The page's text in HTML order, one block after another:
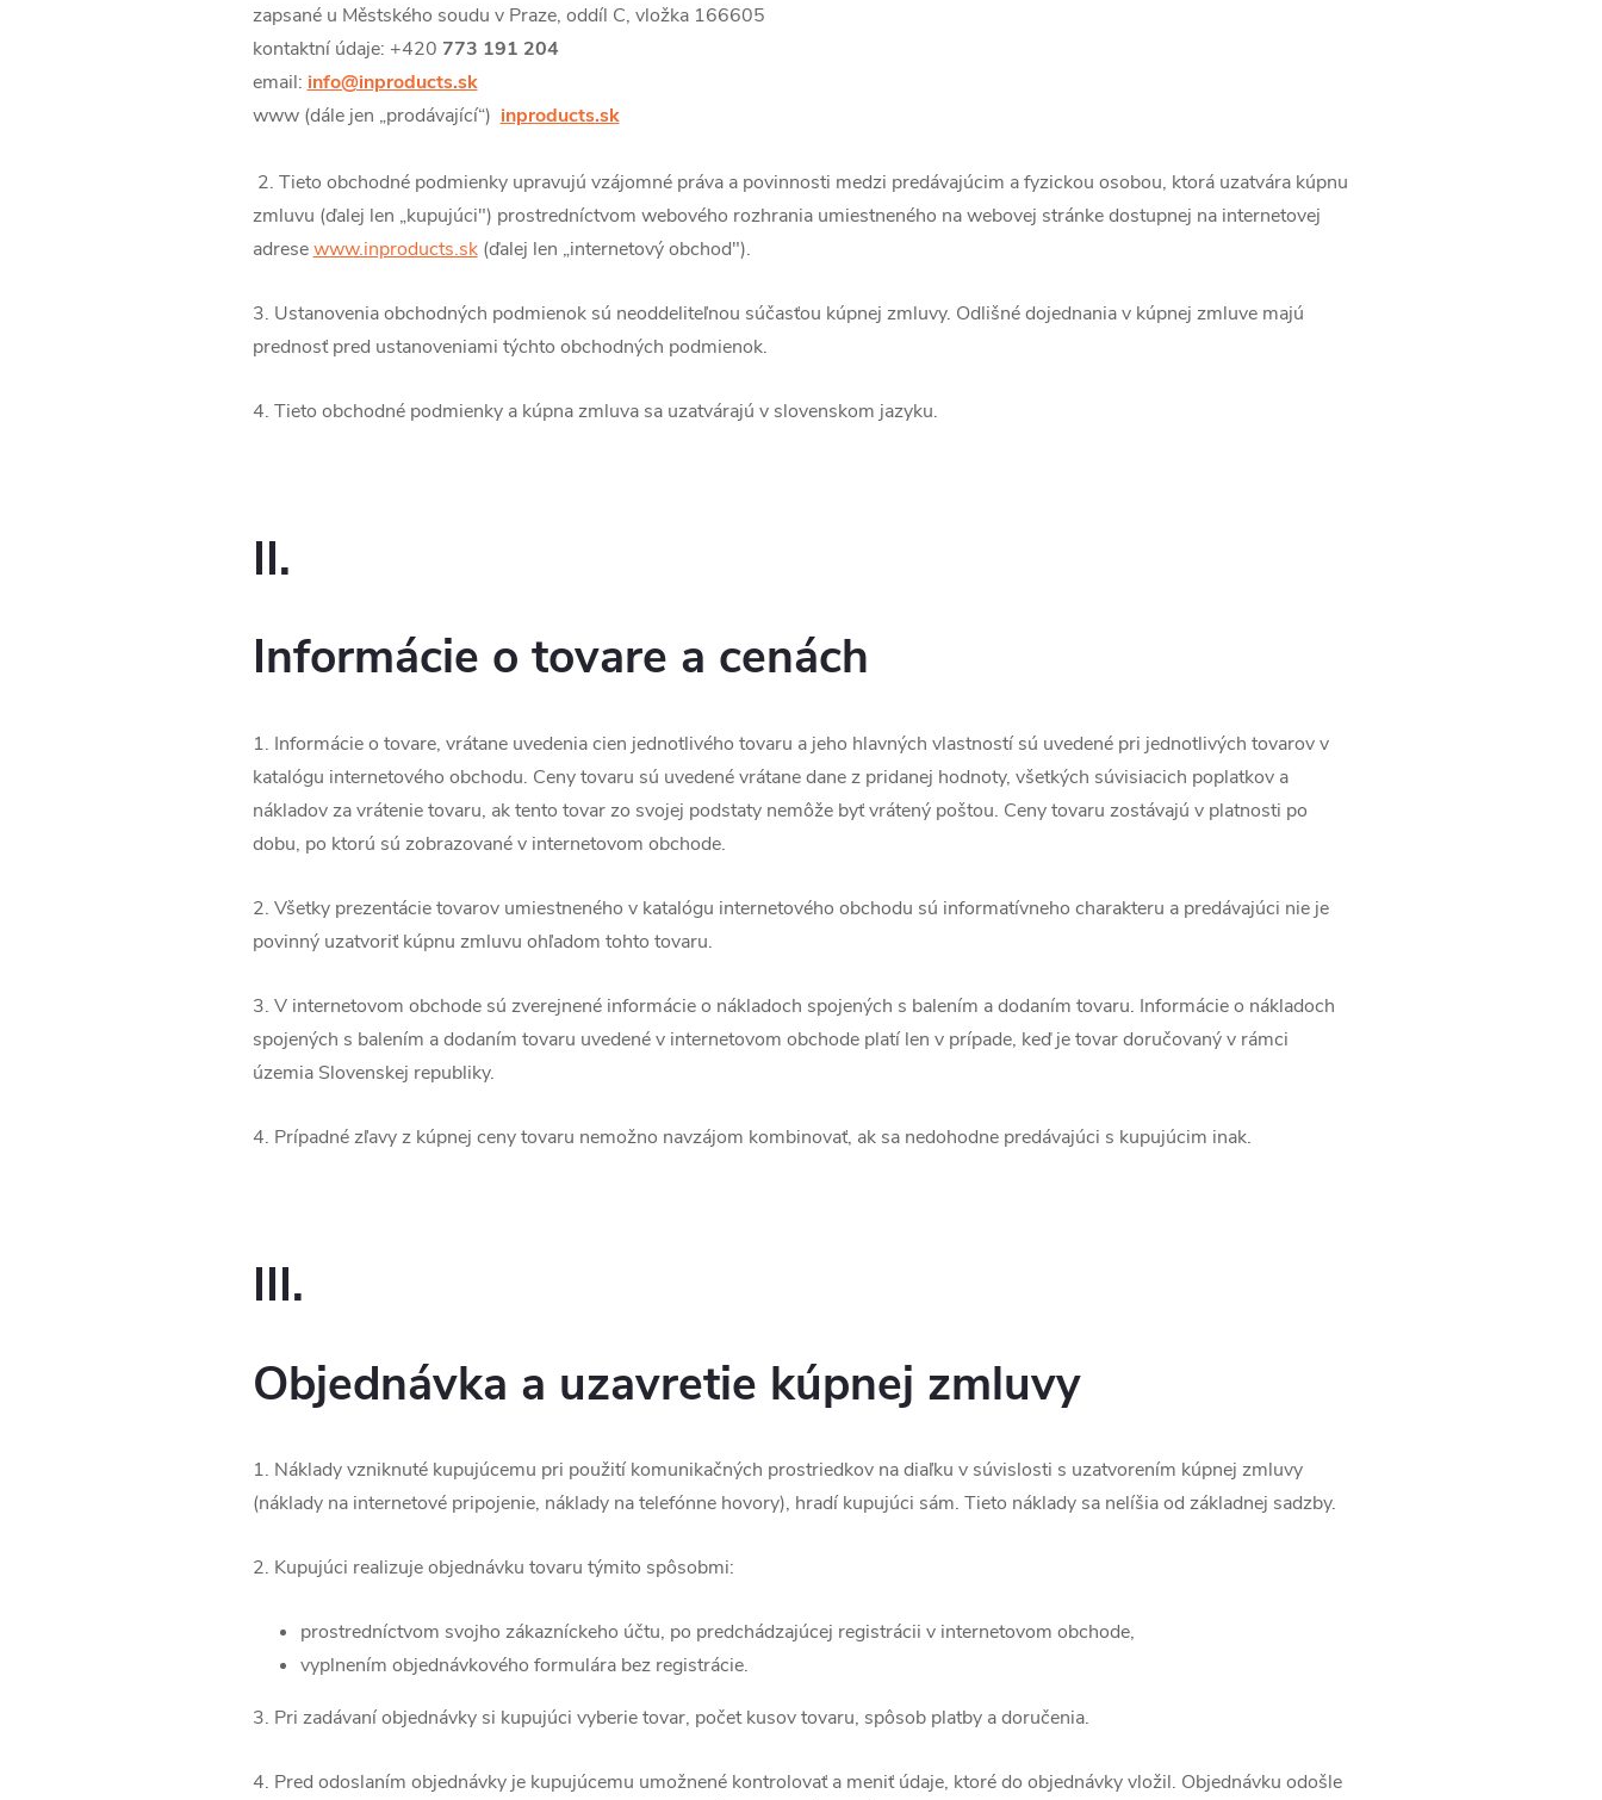
zapsané u Městského soudu v Praze, oddíl C, vložka 166605
kontaktní údaje: +420 773 191 204
email: info@inproducts.sk
www (dále jen „prodávající“) inproducts.sk
2. Tieto obchodné podmienky upravujú vzájomné práva a povinnosti medzi predávajúcim a fyzickou osobou, ktorá uzatvára kúpnu
zmluvu (ďalej len „kupujúci") prostredníctvom webového rozhrania umiestneného na webovej stránke dostupnej na internetovej
adresewww.inproducts.sk(ďalej len „internetový obchod").
3. Ustanovenia obchodných podmienok sú neoddeliteľnou súčasťou kúpnej zmluvy. Odlišné dojednania v kúpnej zmluve majú
prednosť pred ustanoveniami týchto obchodných podmienok.
4. Tieto obchodné podmienky a kúpna zmluva sa uzatvárajú v slovenskom jazyku.
II.
Informácie o tovare a cenách
1. Informácie o tovare, vrátane uvedenia cien jednotlivého tovaru a jeho hlavných vlastností sú uvedené pri jednotlivých tovarov v
katalógu internetového obchodu. Ceny tovaru sú uvedené vrátane dane z pridanej hodnoty, všetkých súvisiacich poplatkov a
nákladov za vrátenie tovaru, ak tento tovar zo svojej podstaty nemôže byť vrátený poštou. Ceny tovaru zostávajú v platnosti po
dobu, po ktorú sú zobrazované v internetovom obchode.
2. Všetky prezentácie tovarov umiestneného v katalógu internetového obchodu sú informatívneho charakteru a predávajúci nie je
povinný uzatvoriť kúpnu zmluvu ohľadom tohto tovaru.
3. V internetovom obchode sú zverejnené informácie o nákladoch spojených s balením a dodaním tovaru. Informácie o nákladoch
spojených s balením a dodaním tovaru uvedené v internetovom obchode platí len v prípade, keď je tovar doručovaný v rámci
územia Slovenskej republiky.
4. Prípadné zľavy z kúpnej ceny tovaru nemožno navzájom kombinovať, ak sa nedohodne predávajúci s kupujúcim inak.
III.
Objednávka a uzavretie kúpnej zmluvy
1. Náklady vzniknuté kupujúcemu pri použití komunikačných prostriedkov na diaľku v súvislosti s uzatvorením kúpnej zmluvy
(náklady na internetové pripojenie, náklady na telefónne hovory), hradí kupujúci sám. Tieto náklady sa nelíšia od základnej sadzby.
2. Kupujúci realizuje objednávku tovaru týmito spôsobmi:
prostredníctvom svojho zákazníckeho účtu, po predchádzajúcej registrácii v internetovom obchode,
vyplnením objednávkového formulára bez registrácie.
3. Pri zadávaní objednávky si kupujúci vyberie tovar, počet kusov tovaru, spôsob platby a doručenia.
4. Pred odoslaním objednávky je kupujúcemu umožnené kontrolovať a meniť údaje, ktoré do objednávky vložil. Objednávku odošle